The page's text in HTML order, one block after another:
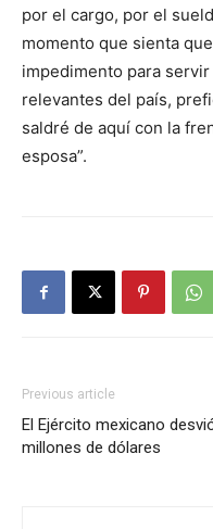
por el cargo, por el
momento que sienta
impedimento para
relevantes del país,
saldré de aquí con la
esposa”.
Previous article
El Ejército mexicano
millones de dólares